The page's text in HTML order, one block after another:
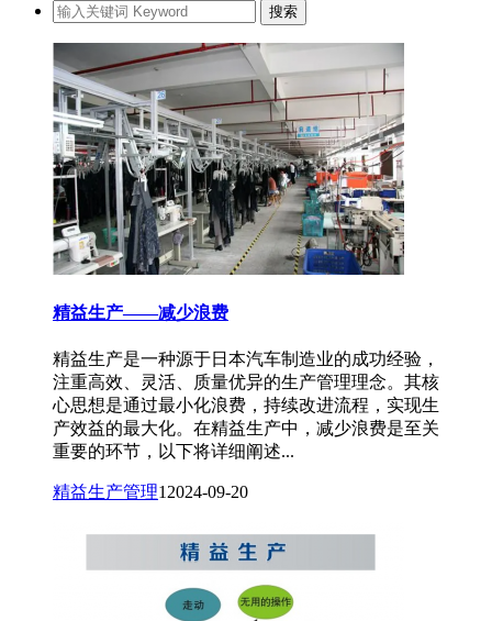
精益生产——减少浪费
精益生产是一种源于日本汽车制造业的成功经验，
注重高效、灵活、质量优异的生产管理理念。其核
心思想是通过最小化浪费，持续改进流程，实现生
产效益的最大化。在精益生产中，减少浪费是至关
重要的环节，以下将详细阐述...
精益生产管理1 2024-09-20